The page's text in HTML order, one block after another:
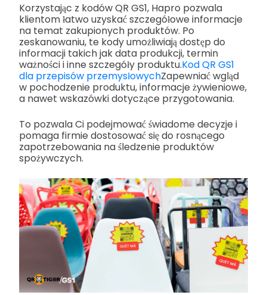
Korzystając z kodów QR GS1, Hapro pozwala
klientom łatwo uzyskać szczegółowe informacje
na temat zakupionych produktów. Po
zeskanowaniu, te kody umożliwiają dostęp do
informacji takich jak data produkcji, termin
ważności i inne szczegóły produktu.Kod QR GS1
dla przepisów przemysłowychZapewniać wgląd
w pochodzenie produktu, informacje żywieniowe,
a nawet wskazówki dotyczące przygotowania.
To pozwala Ci podejmować świadome decyzje i
pomaga firmie dostosować się do rosnącego
zapotrzebowania na śledzenie produktów
spożywczych.